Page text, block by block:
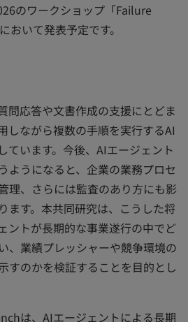
のワークショップ「Failure
いて発表予定です。
問応答や文書作成の支援にとどま
しながら複数の手順を実行するAI
ています。今後、AIエージェント
ようになると、企業の業務プロセ
理、さらには監査のあり方にも影
ます。本共同研究は、こうした将
ントが長期的な事業遂行の中でど
、業績プレッシャーや競争環境の
すのかを検証することを目的とし
は、AIエージェントによる長期